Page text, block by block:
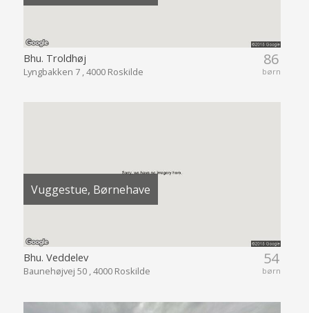
86
børn
Bhu. Troldhøj
Lyngbakken 7 , 4000 Roskilde
Vuggestue, Børnehave
54
børn
Bhu. Veddelev
Baunehøjvej 50 , 4000 Roskilde